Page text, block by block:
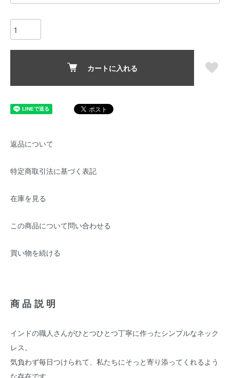
カートに入れる
返品について
特定商取引法に基づく表記
在庫を見る
この商品について問い合わせる
買い物を続ける
商品説明
インドの職人さんがひとつひとつ丁寧に作ったシンプルなネック
レス。
気負わず毎日つけられて、私たちにそっと寄り添ってくれるよう
な存在です。